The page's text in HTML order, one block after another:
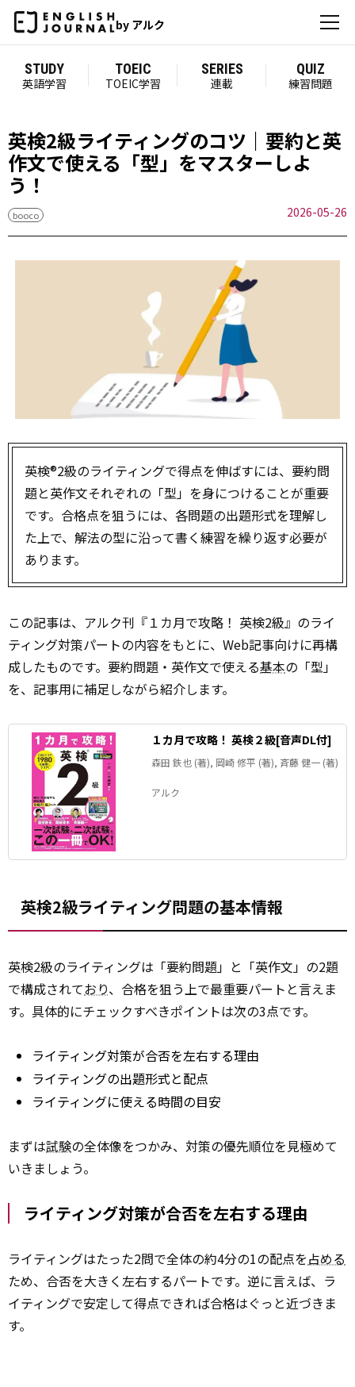
by アルク
STUDY
英語学習
TOEIC
TOEIC学習
SERIES
連載
QUIZ
練習問題
英検2級ライティングのコツ｜要約と英
作文で使える「型」をマスターしよ
う！
booco 2026-05-26
英検®2級のライティングで得点を伸ばすには、要約問
題と英作文それぞれの「型」を身につけることが重要
です。合格点を狙うには、各問題の出題形式を理解し
た上で、解法の型に沿って書く練習を繰り返す必要が
あります。
この記事は、アルク刊『１カ月で攻略！ 英検2級』のライ
ティング対策パートの内容をもとに、Web記事向けに再構
成したものです。要約問題・英作文で使える基本の「型」
を、記事用に補足しながら紹介します。
１カ月で攻略！ 英検２級[音声DL付]
森田 鉄也 (著), 岡崎 修平 (著), 斉藤 健一 (著)
アルク
英検2級ライティング問題の基本情報
英検2級のライティングは「要約問題」と「英作文」の2題
で構成されており、合格を狙う上で最重要パートと言えま
す。具体的にチェックすべきポイントは次の3点です。
ライティング対策が合否を左右する理由
ライティングの出題形式と配点
ライティングに使える時間の目安
まずは試験の全体像をつかみ、対策の優先順位を見極めて
いきましょう。
ライティング対策が合否を左右する理由
ライティングはたった2問で全体の約4分の1の配点を占める
ため、合否を大きく左右するパートです。逆に言えば、ラ
イティングで安定して得点できれば合格はぐっと近づきま
す。